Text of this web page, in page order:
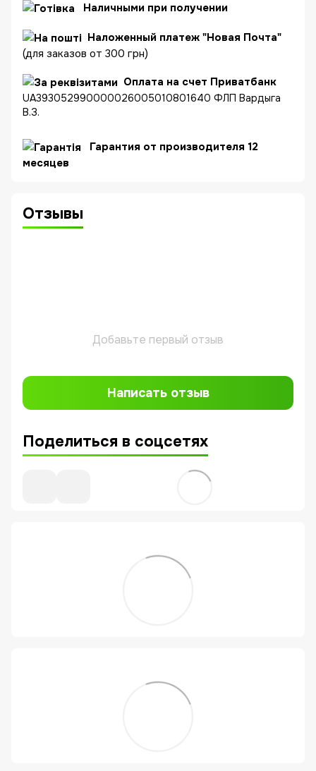
Наличными при получении
Наложенный платеж "Новая Почта"
(для заказов от 300 грн)
Оплата на счет Приватбанк
UA393052990000026005010801640 ФЛП Вардыга
В.З.
Гарантия от производителя 12
месяцев
Отзывы
Добавьте первый отзыв
Написать отзыв
Поделиться в соцсетях